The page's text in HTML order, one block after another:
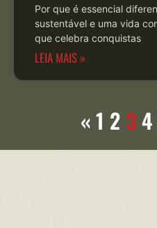
Por que é essencial
sustentável e uma vida
que celebra conquistas
LEIA MAIS »
« 1 2 3 4